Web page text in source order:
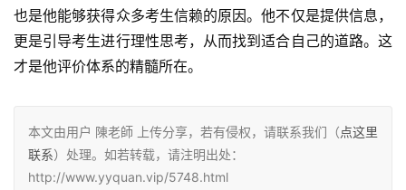
也是他能够获得众多考生信赖的原因。他不仅是提供信息，
更是引导考生进行理性思考，从而找到适合自己的道路。这
才是他评价体系的精髓所在。
本文由用户 陳老師 上传分享，若有侵权，请联系我们（点这里
联系）处理。如若转载，请注明出处：
http://www.yyquan.vip/5748.html